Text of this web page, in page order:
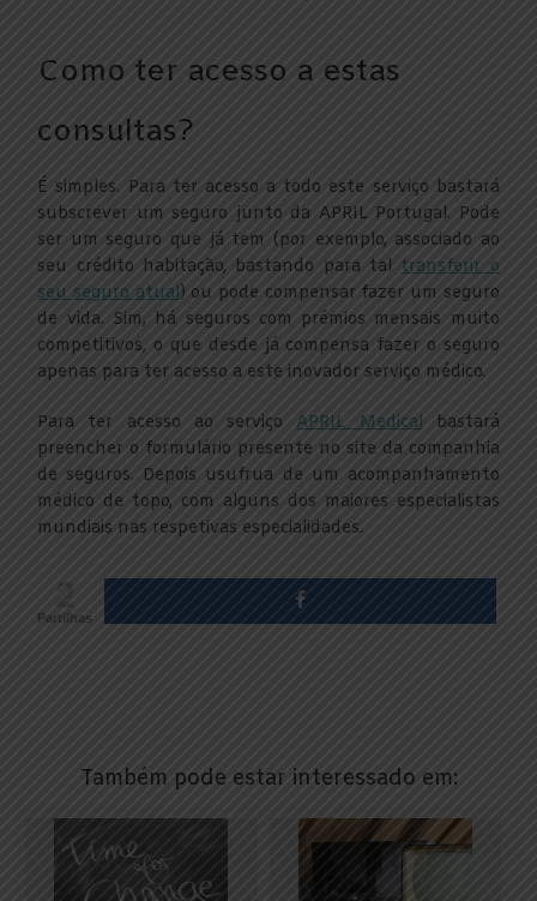
Como ter acesso a estas
consultas?
É simples. Para ter acesso a todo este serviço bastará
subscrever um seguro junto da APRIL Portugal. Pode
ser um seguro que já tem (por exemplo, associado ao
seu crédito habitação, bastando para tal transferir o
seu seguro atual) ou pode compensar fazer um seguro
de vida. Sim, há seguros com prémios mensais muito
competitivos, o que desde já compensa fazer o seguro
apenas para ter acesso a este inovador serviço médico.
Para ter acesso ao serviço APRIL Medical bastará
preencher o formulário presente no site da companhia
de seguros. Depois usufrua de um acompanhamento
médico de topo, com alguns dos maiores especialistas
mundiais nas respetivas especialidades.
Partilhas
Também pode estar interessado em: